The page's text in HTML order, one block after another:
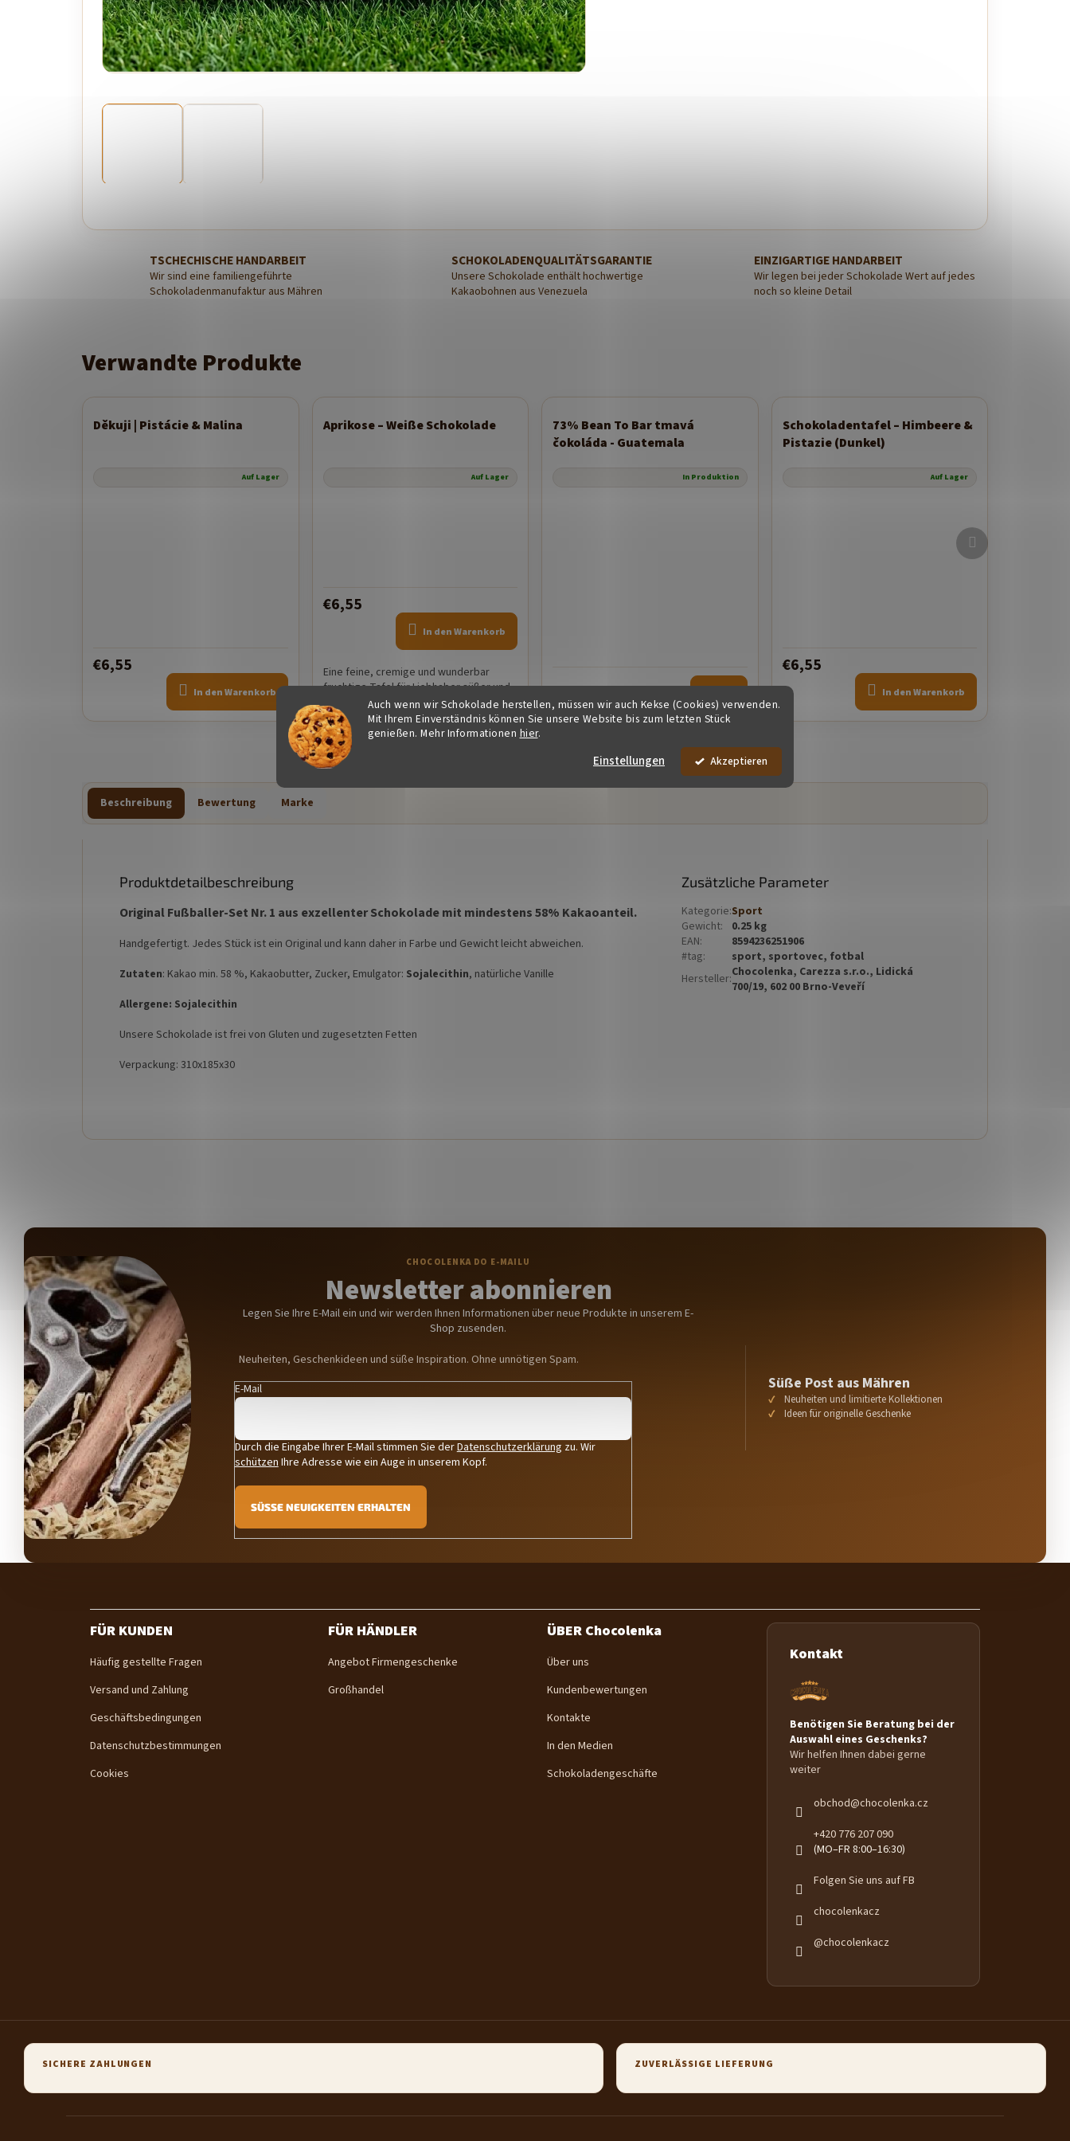
Auch wenn wir Schokolade herstellen, müssen wir auch Kekse (Cookies) verwenden.
Mit Ihrem Einverständnis können Sie unsere Website bis zum letzten Stück
genießen. Mehr Informationen hier.
Akzeptieren
Einstellungen
TSCHECHISCHE HANDARBEIT
Wir sind eine familiengeführte
Schokoladenmanufaktur aus Mähren
SCHOKOLADENQUALITÄTSGARANTIE
Unsere Schokolade enthält hochwertige
Kakaobohnen aus Venezuela
EINZIGARTIGE HANDARBEIT
Wir legen bei jeder Schokolade Wert auf jedes
noch so kleine Detail
Verwandte Produkte
Děkuji | Pistácie & Malina
Auf Lager
€6,55
In den Warenkorb
Aprikose – Weiße Schokolade
Auf Lager
€6,55
In den Warenkorb
Eine feine, cremige und wunderbar
fruchtige Tafel für Liebhaber süßer und
zarter Geschmacksrichtungen.
73% Bean To Bar tmavá
čokoláda - Guatemala
In Produktion
€6,55
Schokoladentafel – Himbeere &
Pistazie (Dunkel)
Auf Lager
€6,55
In den Warenkorb
Nächstes
Produkt
Beschreibung Bewertung Marke
Produktdetailbeschreibung
Original Fußballer-Set Nr. 1 aus exzellenter Schokolade mit mindestens 58% Kakaoanteil.
Handgefertigt. Jedes Stück ist ein Original und kann daher in Farbe und Gewicht leicht abweichen.
Zutaten: Kakao min. 58 %, Kakaobutter, Zucker, Emulgator: Sojalecithin, natürliche Vanille
Allergene: Sojalecithin
Unsere Schokolade ist frei von Gluten und zugesetzten Fetten
Verpackung: 310x185x30
Zusätzliche Parameter
Kategorie:Sport
Gewicht:
0.25 kg
EAN:
8594236251906
#tag:
sport, sportovec, fotbal
Hersteller:Chocolenka, Carezza s.r.o., Lidická
700/19, 602 00 Brno-Veveří
Newsletter abonnieren
Legen Sie Ihre E-Mail ein und wir werden Ihnen Informationen über neue Produkte in unserem E-
Shop zusenden.
Neuheiten, Geschenkideen und süße Inspiration. Ohne unnötigen Spam.
E-Mail
Durch die Eingabe Ihrer E-Mail stimmen Sie derDatenschutzerklärung zu. Wir
schützenIhre Adresse wie ein Auge in unserem Kopf.
SÜSSE NEUIGKEITEN ERHALTEN
Süße Post aus Mähren
Neuheiten und limitierte Kollektionen
Ideen für originelle Geschenke
FÜR KUNDEN
Häufig gestellte Fragen
Versand und Zahlung
Geschäftsbedingungen
Datenschutzbestimmungen
Cookies
FÜR HÄNDLER
Angebot Firmengeschenke
Großhandel
ÜBER Chocolenka
Über uns
Kundenbewertungen
Kontakte
In den Medien
Schokoladengeschäfte
Kontakt
Benötigen Sie Beratung bei der
Auswahl eines Geschenks?
Wir helfen Ihnen dabei gerne
weiter
obchod@chocolenka.cz
+420 776 207 090
(MO–FR 8:00–16:30)
Folgen Sie uns auf FB
chocolenkacz
@chocolenkacz
SICHERE ZAHLUNGEN ZUVERLÄSSIGE LIEFERUNG